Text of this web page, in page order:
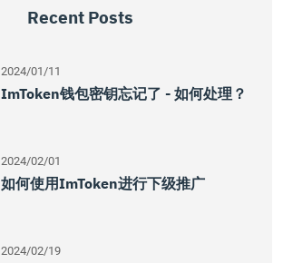
Recent Posts
2024/01/11
ImToken钱包密钥忘记了 - 如何处理？
2024/02/01
如何使用imToken进行下级推广
2024/02/19